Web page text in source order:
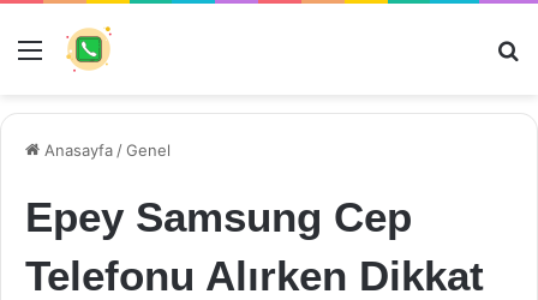
Menü
Anasayfa /Genel
Epey Samsung Cep
Telefonu Alırken Dikkat